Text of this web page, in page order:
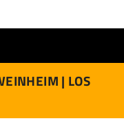
| LOS